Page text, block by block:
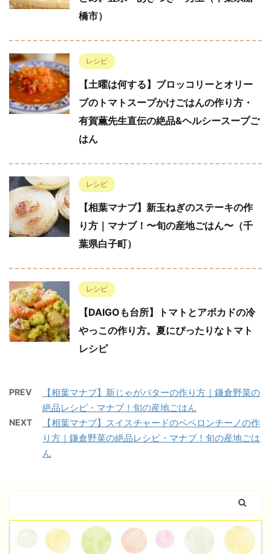
橋市）
レシピ
【土曜は何する】ブロッコリーとオリー
ブのトマトスープかけごはんの作り方・
有賀薫先生直伝の絶品&ヘルシースープご
はん
レシピ
【相葉マナブ】新玉ねぎのステーキの作
り方｜マナブ！〜旬の産地ごはん〜（千
葉県白子町）
レシピ
【DAIGOも台所】トマトとアボカドの冷
やっこの作り方。夏にぴったりなトマト
レシピ
PREV
【相葉マナブ】新じゃがバターの作り方｜鎌倉野菜の
絶品レシピ・マナブ！旬の産地ごはん
NEXT
【相葉マナブ】スイスチャードのペペロンチーノの作
り方｜鎌倉野菜の絶品レシピ・マナブ！旬の産地ごは
ん